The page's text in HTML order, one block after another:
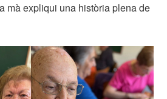
mà expliqui una història plena de